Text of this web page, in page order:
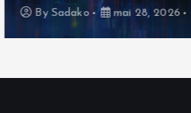
BySadako avril 25, 2026